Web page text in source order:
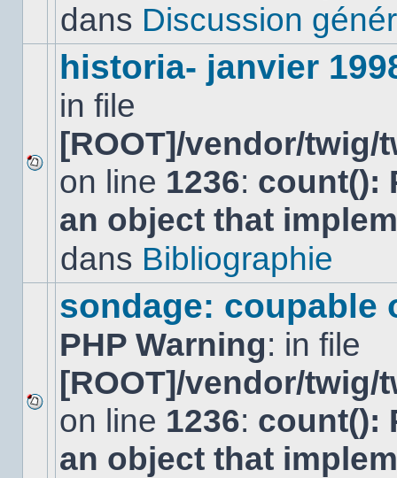
sujet.
dans Discussion
Aucun
nouveau
message
non-
dans
historia- janvier
in file
[ROOT]/vendor/
on line 1236: count():
an object that
dans Bibliographie
Aucun
nouveau
message
non-
sondage: coupable
PHP Warning: in file
[ROOT]/vendor/
on line 1236: count():
an object that